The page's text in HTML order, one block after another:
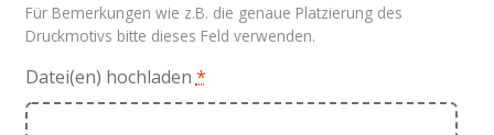
Für Bemerkungen wie z.B. die genaue Platzierung des
Druckmotivs bitte dieses Feld verwenden.
Datei(en) hochladen *